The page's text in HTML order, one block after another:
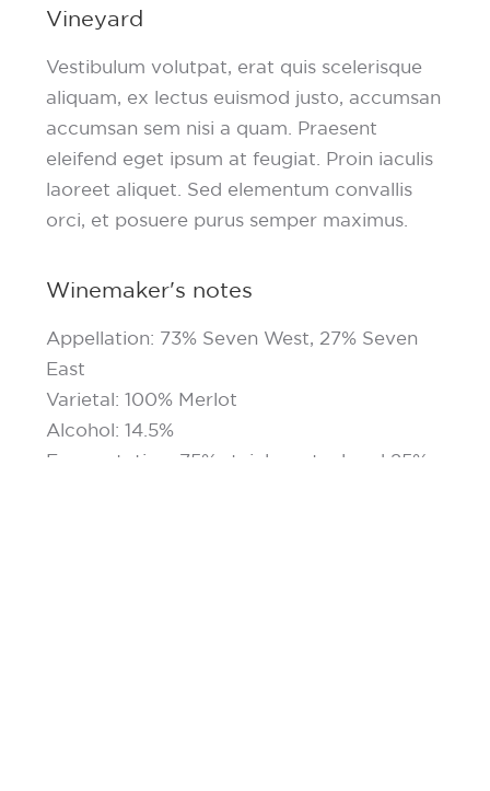
Vineyard
Vestibulum volutpat, erat quis scelerisque
aliquam, ex lectus euismod justo, accumsan
accumsan sem nisi a quam. Praesent
eleifend eget ipsum at feugiat. Proin iaculis
laoreet aliquet. Sed elementum convallis
orci, et posuere purus semper maximus.
Winemaker's notes
Appellation: 73% Seven West, 27% Seven
East
Varietal: 100% Merlot
Alcohol: 14.5%
Fermentation: 75% stainless steel and 25%